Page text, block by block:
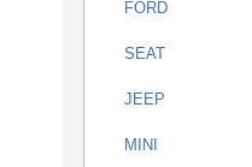
FORD
SEAT
JEEP
MINI